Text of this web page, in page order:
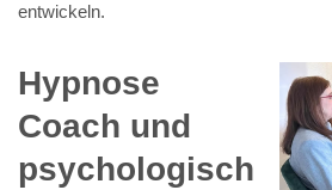
entwickeln.
Hypnose
Coach und
psychologisch